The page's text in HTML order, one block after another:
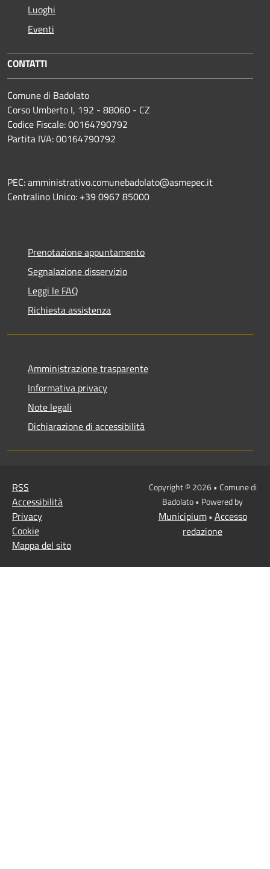
Luoghi
Eventi
CONTATTI
Comune di Badolato
Corso Umberto I, 192 - 88060 - CZ
Codice Fiscale: 00164790792
Partita IVA: 00164790792
PEC: amministrativo.comunebadolato@asmepec.it
Centralino Unico: +39 0967 85000
Prenotazione appuntamento
Segnalazione disservizio
Leggi le FAQ
Richiesta assistenza
Amministrazione trasparente
Informativa privacy
Note legali
Dichiarazione di accessibilità
RSS
Accessibilità
Privacy
Cookie
Mappa del sito
Copyright © 2026 • Comune di
Badolato • Powered by
Municipium• Accesso
redazione